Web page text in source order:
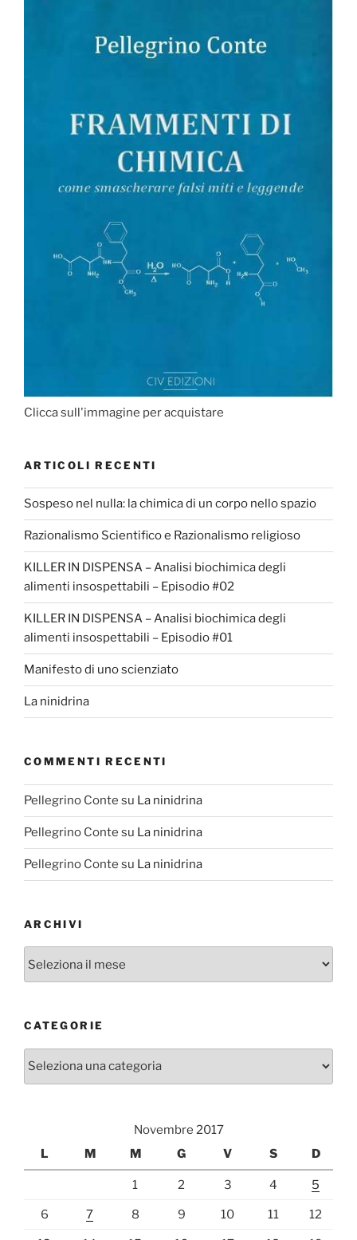
Clicca sull'immagine per acquistare
ARTICOLI RECENTI
Sospeso nel nulla: la chimica di un corpo nello spazio
Razionalismo Scientifico e Razionalismo religioso
KILLER IN DISPENSA – Analisi biochimica degli
alimenti insospettabili – Episodio #02
KILLER IN DISPENSA – Analisi biochimica degli
alimenti insospettabili – Episodio #01
Manifesto di uno scienziato
La ninidrina
COMMENTI RECENTI
Pellegrino Conte su La ninidrina
Pellegrino Conte su La ninidrina
Pellegrino Conte su La ninidrina
ARCHIVI
CATEGORIE
Novembre 2017
L
M M G V S D
1 2 3 4 5
6 7 8 9 10 11 12